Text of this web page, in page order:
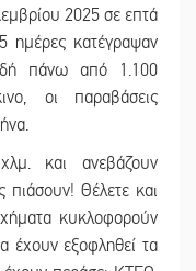
2025 σε επτά
ημέρες κατέγραψαν
πάνω από 1.100
οι παραβάσεις
και ανεβάζουν
πιάσουν! Θέλετε και
κυκλοφορούν
έχουν εξοφληθεί τα